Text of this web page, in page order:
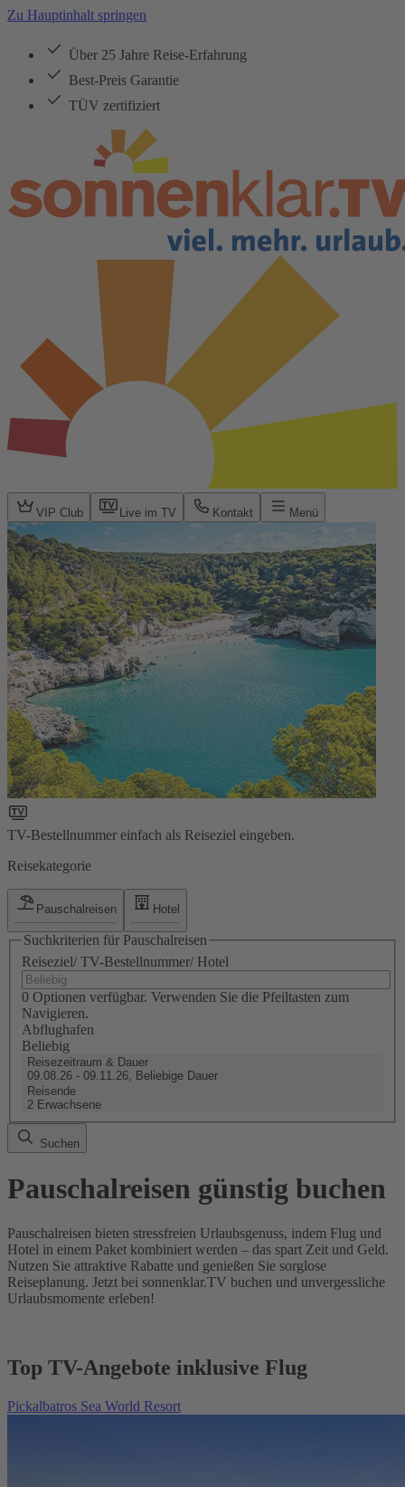
Zu Hauptinhalt springen
Über 25 Jahre Reise-Erfahrung
Best-Preis Garantie
TÜV zertifiziert
VIP Club Live im TV Kontakt Menü
TV-Bestellnummer einfach als Reiseziel eingeben.
Reisekategorie
Pauschalreisen Hotel
Suchkriterien für Pauschalreisen
Reiseziel/ TV-Bestellnummer/ Hotel
0 Optionen verfügbar. Verwenden Sie die Pfeiltasten zum
Navigieren.
Abflughafen
Beliebig
Reisezeitraum & Dauer
09.08.26 - 09.11.26, Beliebige Dauer
Reisende
2 Erwachsene
Suchen
Pauschalreisen günstig buchen
Pauschalreisen bieten stressfreien Urlaubsgenuss, indem Flug und
Hotel in einem Paket kombiniert werden – das spart Zeit und Geld.
Nutzen Sie attraktive Rabatte und genießen Sie sorglose
Reiseplanung. Jetzt bei sonnenklar.TV buchen und unvergessliche
Urlaubsmomente erleben!
Top TV-Angebote inklusive Flug
Pickalbatros Sea World Resort